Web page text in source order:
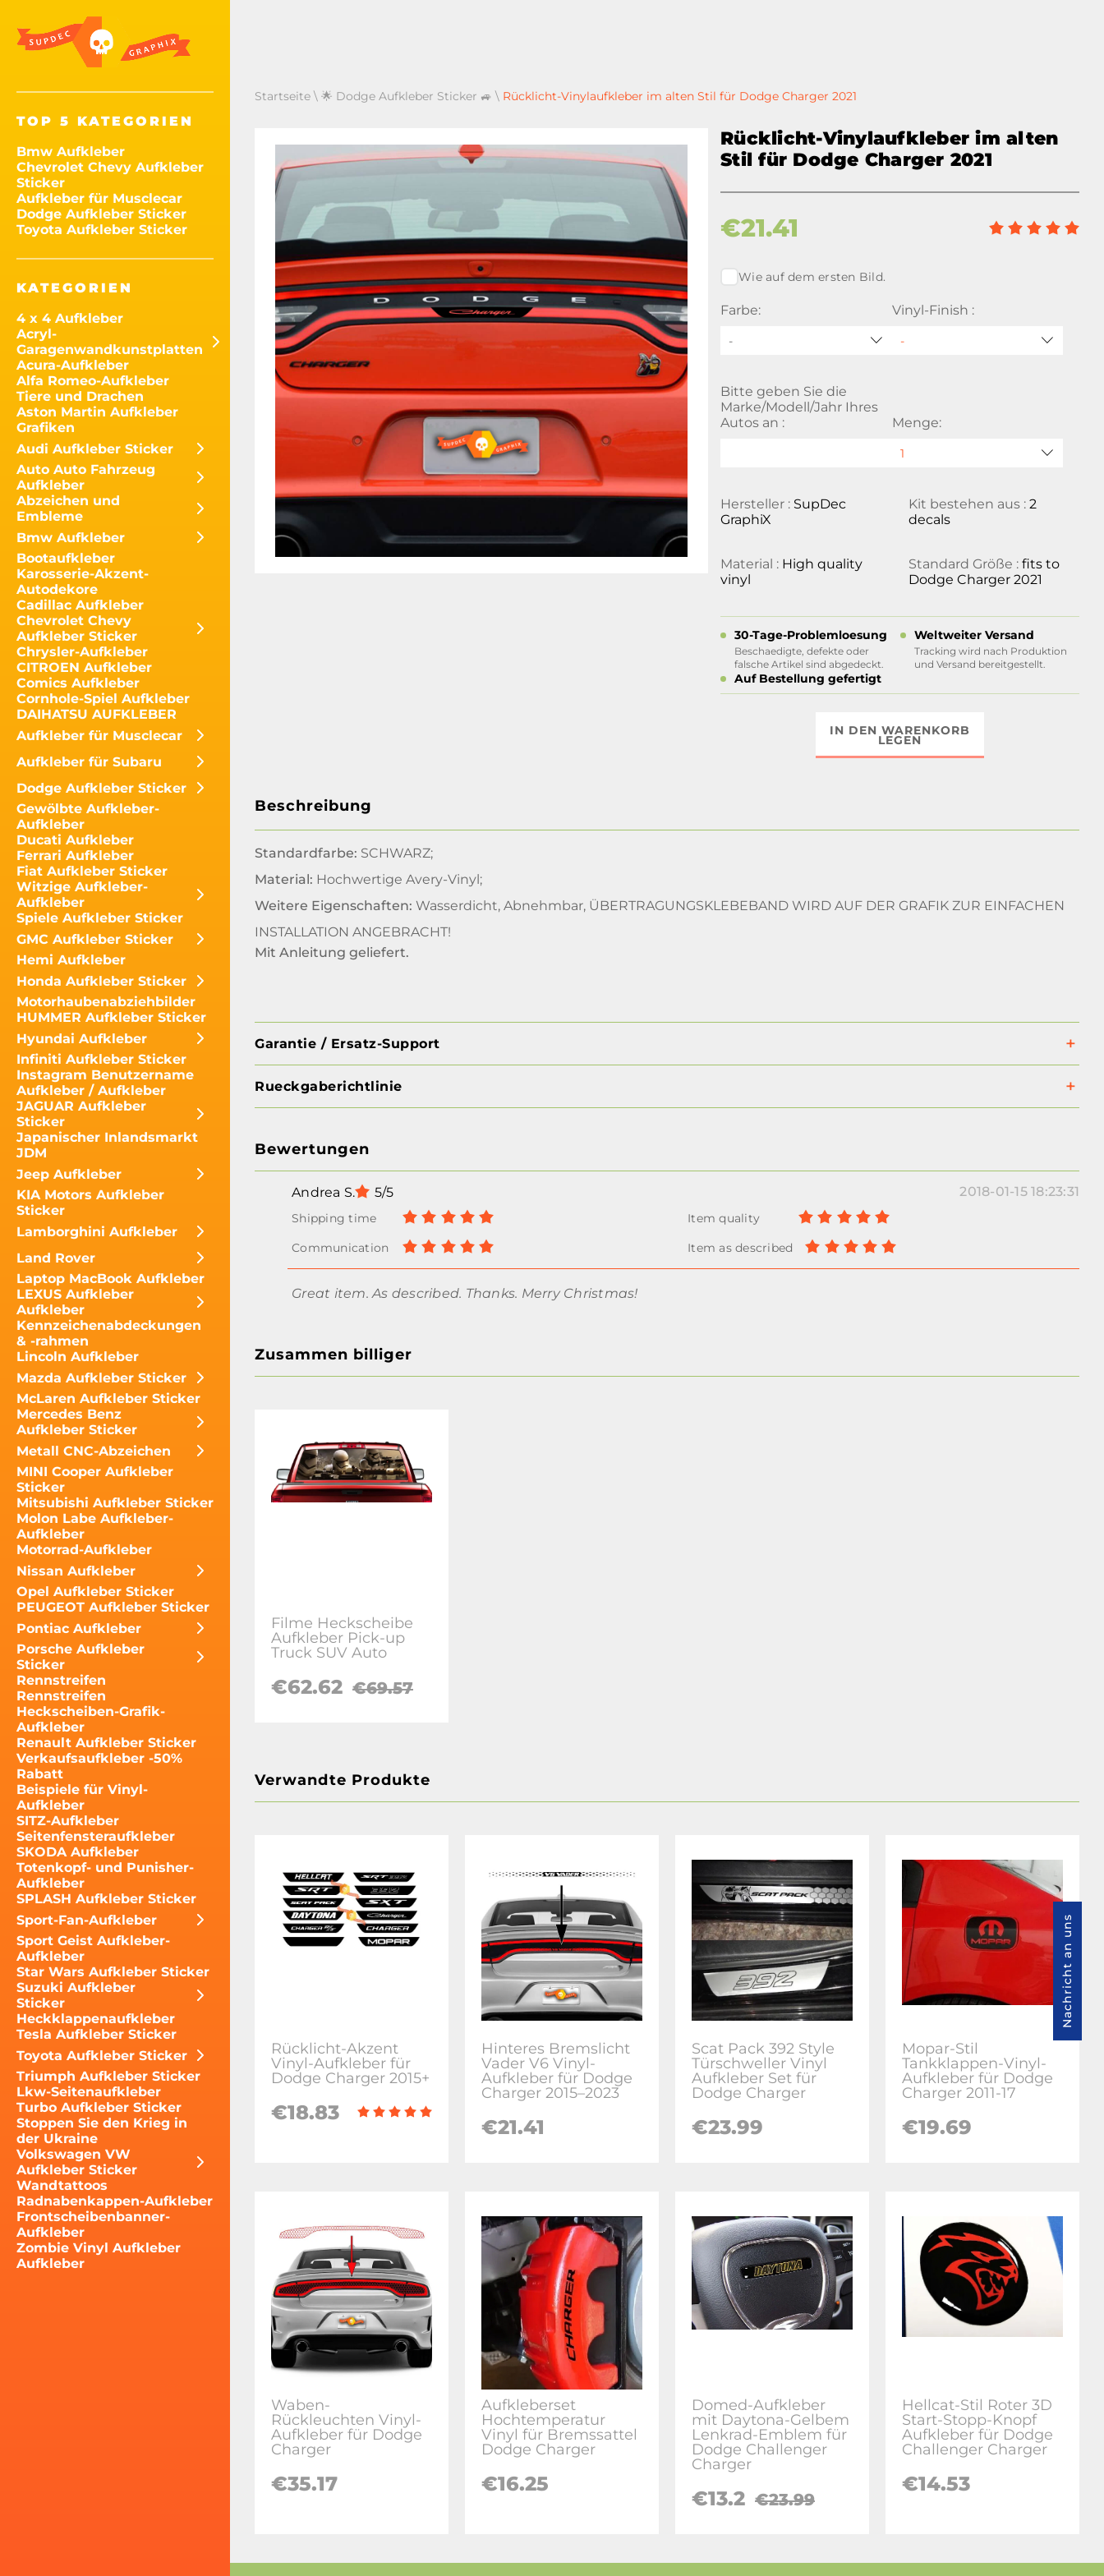
TOP 5 KATEGORIEN
Bmw Aufkleber
Chevrolet Chevy Aufkleber
Sticker
Aufkleber für Musclecar
Dodge Aufkleber Sticker
Toyota Aufkleber Sticker
KATEGORIEN
4 x 4 Aufkleber
Acryl-
Garagenwandkunstplatten
Acura-Aufkleber
Alfa Romeo-Aufkleber
Tiere und Drachen
Aston Martin Aufkleber
Grafiken
Audi Aufkleber Sticker
Auto Auto Fahrzeug
Aufkleber
Abzeichen und
Embleme
Bmw Aufkleber
Bootaufkleber
Karosserie-Akzent-
Autodekore
Cadillac Aufkleber
Chevrolet Chevy
Aufkleber Sticker
Chrysler-Aufkleber
CITROEN Aufkleber
Comics Aufkleber
Cornhole-Spiel Aufkleber
DAIHATSU AUFKLEBER
Aufkleber für Musclecar
Aufkleber für Subaru
Dodge Aufkleber Sticker
Gewölbte Aufkleber-
Aufkleber
Ducati Aufkleber
Ferrari Aufkleber
Fiat Aufkleber Sticker
Witzige Aufkleber-
Aufkleber
Spiele Aufkleber Sticker
GMC Aufkleber Sticker
Hemi Aufkleber
Honda Aufkleber Sticker
Motorhaubenabziehbilder
HUMMER Aufkleber Sticker
Hyundai Aufkleber
Infiniti Aufkleber Sticker
Instagram Benutzername
Aufkleber / Aufkleber
JAGUAR Aufkleber
Sticker
Japanischer Inlandsmarkt
JDM
Jeep Aufkleber
KIA Motors Aufkleber
Sticker
Lamborghini Aufkleber
Land Rover
Laptop MacBook Aufkleber
LEXUS Aufkleber
Aufkleber
Kennzeichenabdeckungen
& -rahmen
Lincoln Aufkleber
Mazda Aufkleber Sticker
McLaren Aufkleber Sticker
Mercedes Benz
Aufkleber Sticker
Metall CNC-Abzeichen
MINI Cooper Aufkleber
Sticker
Mitsubishi Aufkleber Sticker
Molon Labe Aufkleber-
Aufkleber
Motorrad-Aufkleber
Nissan Aufkleber
Opel Aufkleber Sticker
PEUGEOT Aufkleber Sticker
Pontiac Aufkleber
Porsche Aufkleber
Sticker
Rennstreifen
Rennstreifen
Heckscheiben-Grafik-
Aufkleber
Renault Aufkleber Sticker
Verkaufsaufkleber -50%
Rabatt
Beispiele für Vinyl-
Aufkleber
SITZ-Aufkleber
Seitenfensteraufkleber
SKODA Aufkleber
Totenkopf- und Punisher-
Aufkleber
SPLASH Aufkleber Sticker
Sport-Fan-Aufkleber
Sport Geist Aufkleber-
Aufkleber
Star Wars Aufkleber Sticker
Suzuki Aufkleber
Sticker
Heckklappenaufkleber
Tesla Aufkleber Sticker
Toyota Aufkleber Sticker
Triumph Aufkleber Sticker
Lkw-Seitenaufkleber
Turbo Aufkleber Sticker
Stoppen Sie den Krieg in
der Ukraine
Volkswagen VW
Aufkleber Sticker
Wandtattoos
Radnabenkappen-Aufkleber
Frontscheibenbanner-
Aufkleber
Zombie Vinyl Aufkleber
Aufkleber
Startseite \ 🌟 Dodge Aufkleber Sticker 🚙 \ Rücklicht-Vinylaufkleber im alten Stil für Dodge Charger 2021
Rücklicht-Vinylaufkleber im alten
Stil für Dodge Charger 2021
€21.41
Wie auf dem ersten Bild.
Farbe:
-
Vinyl-Finish :
Bitte geben Sie die
Marke/Modell/Jahr Ihres
Autos an :
Menge:
Hersteller : SupDec
GraphiX
Kit bestehen aus : 2
decals
Material : High quality
vinyl
Standard Größe : fits to
Dodge Charger 2021
30-Tage-Problemloesung
Beschaedigte, defekte oder
falsche Artikel sind abgedeckt.
Weltweiter Versand
Tracking wird nach Produktion
und Versand bereitgestellt.
Auf Bestellung gefertigt
IN DEN WARENKORB
LEGEN
Beschreibung
Standardfarbe: SCHWARZ;
Material: Hochwertige Avery-Vinyl;
Weitere Eigenschaften: Wasserdicht, Abnehmbar, ÜBERTRAGUNGSKLEBEBAND WIRD AUF DER GRAFIK ZUR EINFACHEN
INSTALLATION ANGEBRACHT!
Mit Anleitung geliefert.
Garantie / Ersatz-Support
Rueckgaberichtlinie
Bewertungen
Andrea S. 5/5 2018-01-15 18:23:31
Great item. As described. Thanks. Merry Christmas!
Zusammen billiger
Filme Heckscheibe
Aufkleber Pick-up
Truck SUV Auto
€62.62 €69.57
Verwandte Produkte
Rücklicht-Akzent
Vinyl-Aufkleber für
Dodge Charger 2015+
€18.83
Hinteres Bremslicht
Vader V6 Vinyl-
Aufkleber für Dodge
Charger 2015–2023
€21.41
Scat Pack 392 Style
Türschweller Vinyl
Aufkleber Set für
Dodge Charger
€23.99
Mopar-Stil
Tankklappen-Vinyl-
Aufkleber für Dodge
Charger 2011-17
€19.69
Waben-
Rückleuchten Vinyl-
Aufkleber für Dodge
Charger
€35.17
Aufkleberset
Hochtemperatur
Vinyl für Bremssattel
Dodge Charger
€16.25
Domed-Aufkleber
mit Daytona-Gelbem
Lenkrad-Emblem für
Dodge Challenger
Charger
€13.2 €23.99
Hellcat-Stil Roter 3D
Start-Stopp-Knopf
Aufkleber für Dodge
Challenger Charger
€14.53
Nachricht an uns